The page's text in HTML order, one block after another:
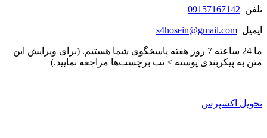
تلفن 09157167142
ایمیل s4hosein@gmail.com
ما 24 ساعته 7 روز هفته پاسخگوی شما هستیم. (برای ویرایش این
متن به پیکربندی پوسته > تب برچسب‌ها مراجعه نمایید.)
تحویل اکسپرس